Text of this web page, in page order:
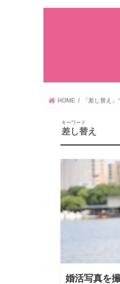
HOME 「差し替え
キーワード
差し替え
婚活写真を